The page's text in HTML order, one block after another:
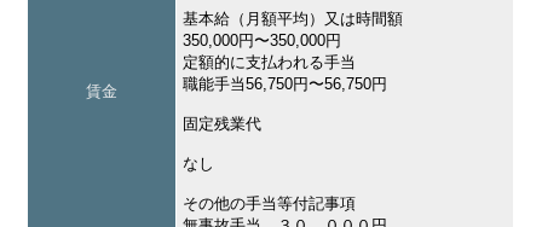
賃金
基本給（月額平均）又は時間額
350,000円〜350,000円
定額的に支払われる手当
職能手当56,750円〜56,750円
固定残業代
なし
その他の手当等付記事項